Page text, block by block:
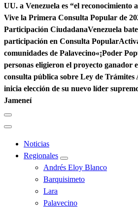
UU. a Venezuela es “el reconocimiento
Vive la Primera Consulta Popular de
Participación CiudadanaVenezuela
participación en Consulta Popular
comunidades de Palavecino«¡Poder
personas eligieron el proyecto ganador
consulta pública sobre Ley de
inicia elección de su nuevo líder
Jameneí
Noticias
Regionales
Andrés Eloy Blanco
Barquisimeto
Lara
Palavecino